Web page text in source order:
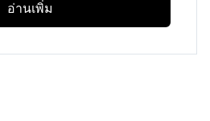
อ่านเพิ่ม